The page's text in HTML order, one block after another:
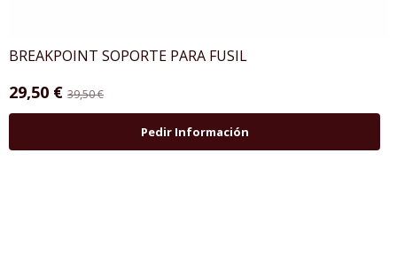
BREAKPOINT SOPORTE PARA FUSIL
29,50 € 39,50 €
Pedir Información